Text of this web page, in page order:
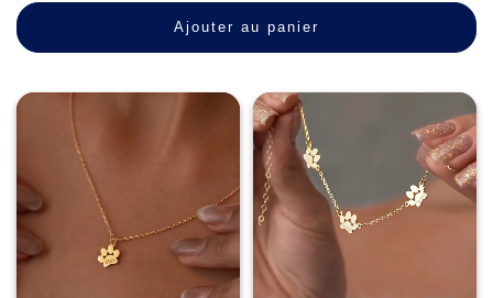
Patte
Personnalisable Personnalisable
Ajouter au panier